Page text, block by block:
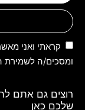
קראתי ואני
ומסכים/ה לשמירת
רוצים גם אתם
שלכם כאן